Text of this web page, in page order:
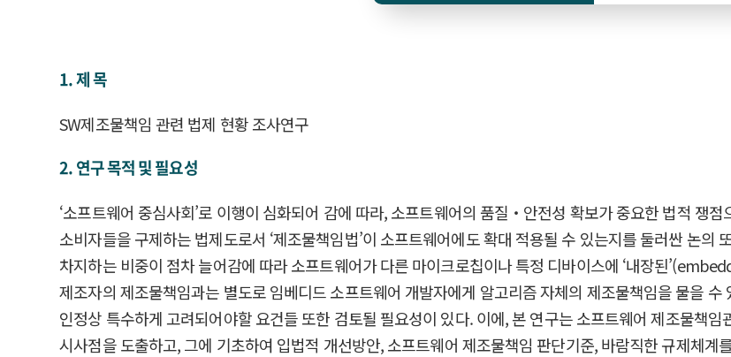
1. 제 목
SW제조물책임 관련 법제 현황 조사연구
2. 연구 목적 및 필요성
‘소프트웨어 중심사회’로 이행이 심화되어 감에 따라, 소프트웨어의 품질‧안전성 확보가 중요한 법적
소비자들을 구제하는 법제도로서 ‘제조물책임법’이 소프트웨어에도 확대 적용될 수 있는지를 둘러싼 논의
차지하는 비중이 점차 늘어감에 따라 소프트웨어가 다른 마이크로칩이나 특정 디바이스에 ‘내장된
제조자의 제조물책임과는 별도로 임베디드 소프트웨어 개발자에게 알고리즘 자체의 제조물책임을 물을
인정상 특수하게 고려되어야할 요건들 또한 검토될 필요성이 있다. 이에, 본 연구는 소프트웨어 제조물책
시사점을 도출하고, 그에 기초하여 입법적 개선방안, 소프트웨어 제조물책임 판단기준, 바람직한 규제체계